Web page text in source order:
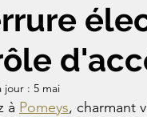
jour : 5 mai
à Pomeys, charmant